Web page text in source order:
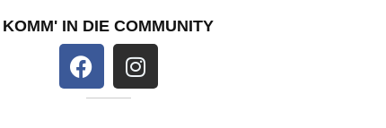
KOMM' IN DIE COMMUNITY